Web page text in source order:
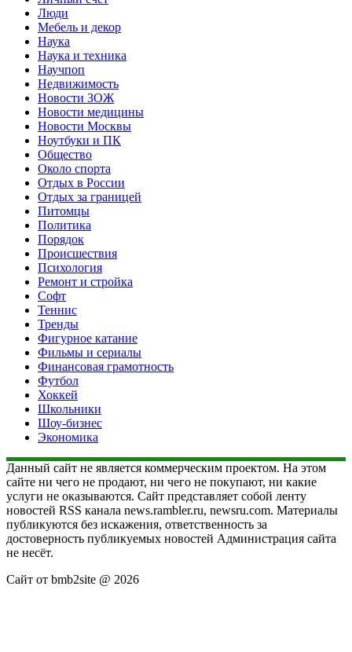
Люди
Мебель и декор
Наука
Наука и техника
Научпоп
Недвижимость
Новости ЗОЖ
Новости медицины
Новости Москвы
Ноутбуки и ПК
Общество
Около спорта
Отдых в России
Отдых за границей
Питомцы
Политика
Порядок
Происшествия
Психология
Ремонт и стройка
Софт
Теннис
Тренды
Фигурное катание
Фильмы и сериалы
Финансовая грамотность
Футбол
Хоккей
Школьники
Шоу-бизнес
Экономика
Данный сайт не является коммерческим проектом. На этом
сайте ни чего не продают, ни чего не покупают, ни какие
услуги не оказываются. Сайт представляет собой ленту
новостей RSS канала news.rambler.ru, newsru.com. Материалы
публикуются без искажения, ответственность за
достоверность публикуемых новостей Администрация сайта
не несёт.
Сайт от bmb2site @ 2026